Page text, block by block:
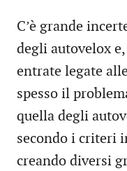
C’è grande
degli autovelox
entrate legate
spesso il
quella degli
secondo i criteri
creando diversi